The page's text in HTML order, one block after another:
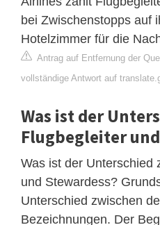
bei Zwischenstopps auf
Hotelzimmer für die
Antrag auf Entfernung der
vollständige Antwort auf
Was ist der
Flugbegleiter
Was ist der Unterschied
und Stewardess?
Unterschied zwischen
Bezeichnungen. Der